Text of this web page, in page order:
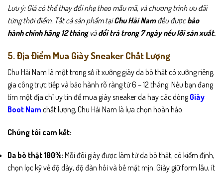
Lưu ý: Giá có thể thay đổi nhẹ theo mẫu mã, và chương trình ưu đãi
từng thời điểm. Tất cả sản phẩm tạiChu Hải Namđều đượcbảo
hành chính hãng 12 thángvàđổi trả trong 7 ngày nếu lỗi sản xuất.
5. Địa Điểm Mua Giày Sneaker Chất Lượng
Chu Hải Nam là một trong số ít xưởng giày da bò thật có xưởng riêng,
gia công trực tiếp và bảo hành rõ ràng từ 6 – 12 tháng. Nếu bạn đang
tìm một địa chỉ uy tín để mua giày sneaker da hay các dòngGiày
Boot Nam chất lượng, Chu Hải Nam là lựa chọn hoàn hảo.
Chúng tôi cam kết:
Da bò thật 100%: Mỗi đôi giày được làm từ da bò thật, có kiểm định,
chọn lọc kỹ về độ dày, độ đàn hồi và bề mặt mịn. Giày giữ form lâu, ít